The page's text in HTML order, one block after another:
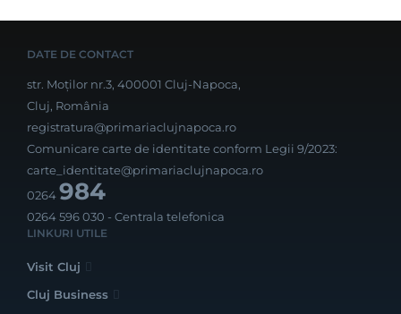
DATE DE CONTACT
str. Moților nr.3, 400001 Cluj-Napoca,
Cluj, România
registratura@primariaclujnapoca.ro
Comunicare carte de identitate conform Legii 9/2023:
carte_identitate@primariaclujnapoca.ro
0264984
0264 596 030 - Centrala telefonica
LINKURI UTILE
Visit Cluj
Cluj Business